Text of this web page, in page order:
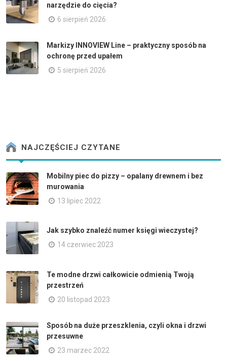
narzędzie do cięcia?
6 sierpień 2026
Markizy INNOVIEW Line – praktyczny sposób na
ochronę przed upałem
5 sierpień 2026
NAJCZĘŚCIEJ CZYTANE
Mobilny piec do pizzy – opalany drewnem i bez
murowania
13 lipiec 2022
Jak szybko znaleźć numer księgi wieczystej?
14 czerwiec 2023
Te modne drzwi całkowicie odmienią Twoją
przestrzeń
20 listopad 2023
Sposób na duże przeszklenia, czyli okna i drzwi
przesuwne
23 marzec 2022